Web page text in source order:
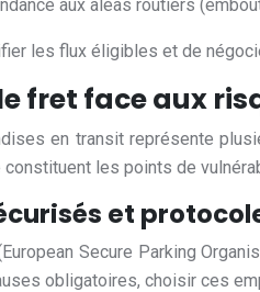
aux aléas routiers
les flux éligibles et de
fret face aux
en transit représente
constituent les points de
et
Secure Parking
obligatoires, choisir ces